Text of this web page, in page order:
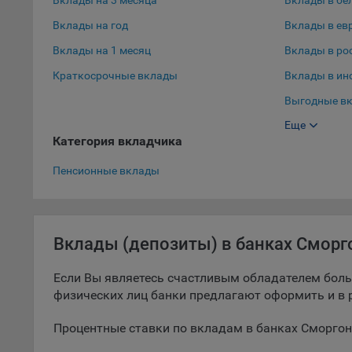
9.5.
При
Вклады на год
Вклады на 1 месяц
Краткосрочные вклады
Вклады в
Вклады в
Вклады в
Выгодные
Выгодные
Еще
Категория вкладчика
Пенсионные вклады
Вклады (депозиты) в банках
Если Вы являетесь счастливым обладателем
физических лиц банки предлагают оформить и в
Процентные ставки по вкладам в банках